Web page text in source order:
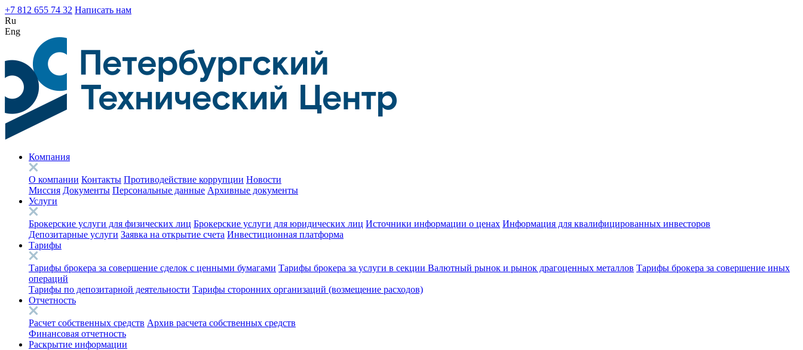
+7 812 655 74 32 Написать нам
Ru
Eng
Компания
О компании Контакты Противодействие коррупции Новости
Миссия Документы Персональные данные Архивные документы
Услуги
Брокерские услуги для физических лиц Брокерские услуги для юридических лиц Источники информации о ценах Информация для квалифицированных инвесторов
Депозитарные услуги Заявка на открытие счета Инвестиционная платформа
Тарифы
Тарифы брокера за совершение сделок с ценными бумагами Тарифы брокера за услуги в секции Валютный рынок и рынок драгоценных металлов Тарифы брокера за совершение иных
операций
Тарифы по депозитарной деятельности Тарифы сторонних организаций (возмещение расходов)
Отчетность
Расчет собственных средств Архив расчета собственных средств
Финансовая отчетность
Раскрытие информации